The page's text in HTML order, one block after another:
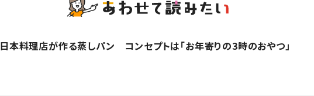
日本料理店が作る蒸しパン コンセプトは「お年寄りの3時のおやつ」